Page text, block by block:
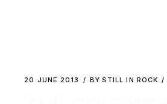
20 JUNE 2013 BY STILL IN ROCK